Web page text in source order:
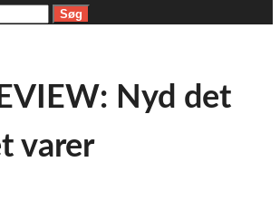
Nyd det
varer